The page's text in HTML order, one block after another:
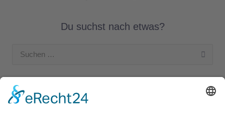
Du suchst nach etwas?
Suchen
Unsere Kategorien